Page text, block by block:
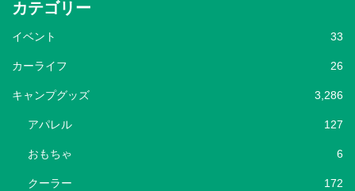
カテゴリー
イベント 33
カーライフ 26
キャンプグッズ 3,286
アパレル 127
おもちゃ 6
クーラー 172